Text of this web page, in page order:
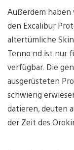
Außerdem haben
den Excalibur
altertümliche
Tenno nd ist nur
verfügbar. Die
ausgerüsteten
schwierig
datieren, deuten
der Zeit des